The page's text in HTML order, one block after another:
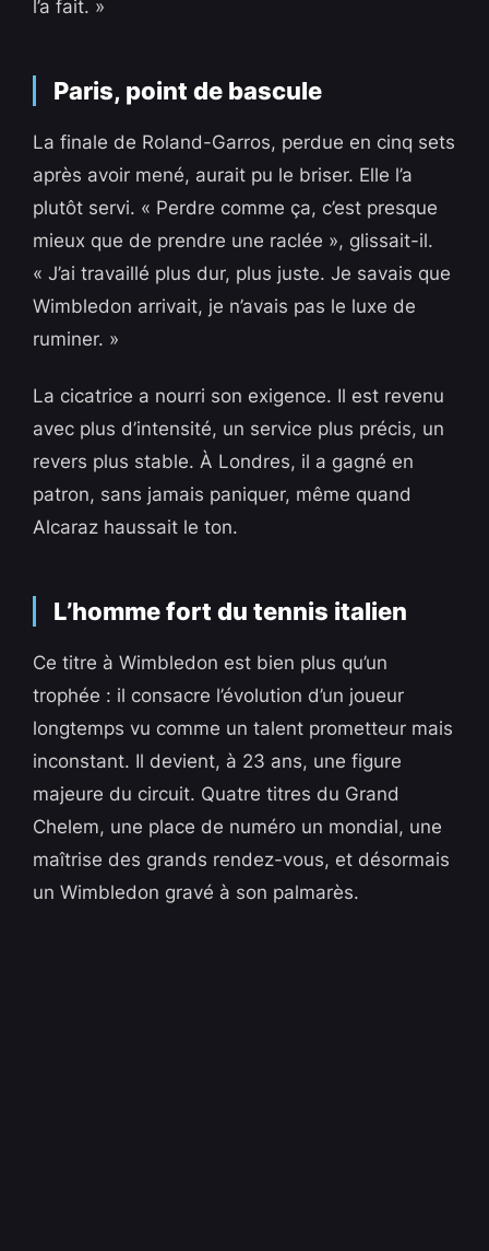
l’a fait. »
Paris, point de bascule
La finale de Roland-Garros, perdue en cinq sets
après avoir mené, aurait pu le briser. Elle l’a
plutôt servi. « Perdre comme ça, c’est presque
mieux que de prendre une raclée », glissait-il.
« J’ai travaillé plus dur, plus juste. Je savais que
Wimbledon arrivait, je n’avais pas le luxe de
ruminer. »
La cicatrice a nourri son exigence. Il est revenu
avec plus d’intensité, un service plus précis, un
revers plus stable. À Londres, il a gagné en
patron, sans jamais paniquer, même quand
Alcaraz haussait le ton.
L’homme fort du tennis italien
Ce titre à Wimbledon est bien plus qu’un
trophée : il consacre l’évolution d’un joueur
longtemps vu comme un talent prometteur mais
inconstant. Il devient, à 23 ans, une figure
majeure du circuit. Quatre titres du Grand
Chelem, une place de numéro un mondial, une
maîtrise des grands rendez-vous, et désormais
un Wimbledon gravé à son palmarès.